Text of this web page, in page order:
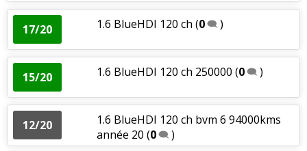
17/20 1.6 BlueHDI 120 ch (0 )
15/20 1.6 BlueHDI 120 ch 250000 (0 )
12/20
1.6 BlueHDI 120 ch bvm 6 94000kms
année 20 (0 )